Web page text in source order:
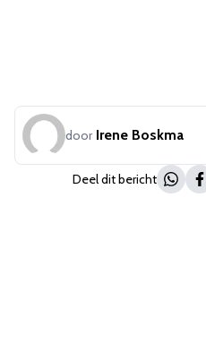
door Irene Boskma
Deel dit bericht